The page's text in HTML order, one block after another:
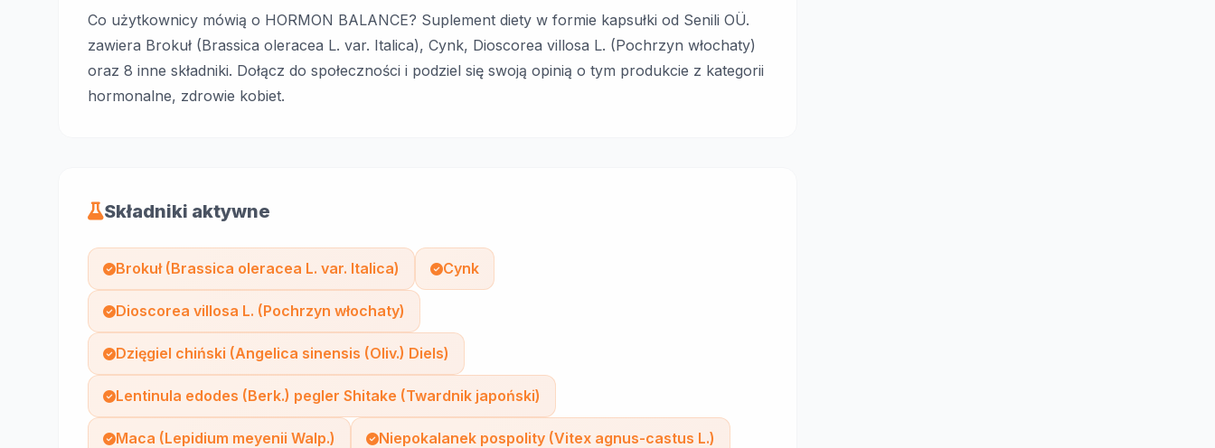
Co użytkownicy mówią o HORMON BALANCE? Suplement diety w formie kapsułki od Senili OÜ.
zawiera Brokuł (Brassica oleracea L. var. Italica), Cynk, Dioscorea villosa L. (Pochrzyn włochaty)
oraz 8 inne składniki. Dołącz do społeczności i podziel się swoją opinią o tym produkcie z kategorii
hormonalne, zdrowie kobiet.
Składniki aktywne
Brokuł (Brassica oleracea L. var. Italica) Cynk
Dioscorea villosa L. (Pochrzyn włochaty)
Dzięgiel chiński (Angelica sinensis (Oliv.) Diels)
Lentinula edodes (Berk.) pegler Shitake (Twardnik japoński)
Maca (Lepidium meyenii Walp.) Niepokalanek pospolity (Vitex agnus-castus L.)